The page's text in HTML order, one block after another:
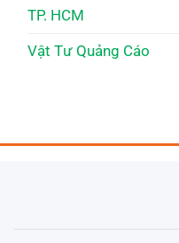
TP. HCM
Vật Tư Quảng Cáo